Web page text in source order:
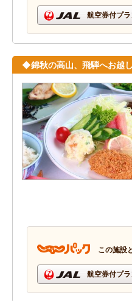
航空券付プ
◆錦秋の高山、飛騨へお越
この施設
航空券付プ